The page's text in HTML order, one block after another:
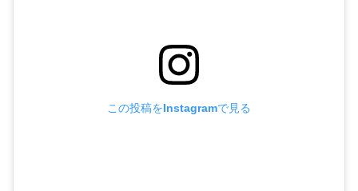
この投稿をInstagramで見る